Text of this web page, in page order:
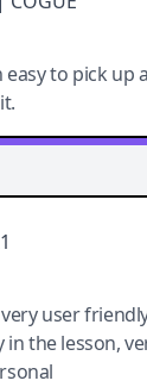
easy to pick up
very user
in the lesson,